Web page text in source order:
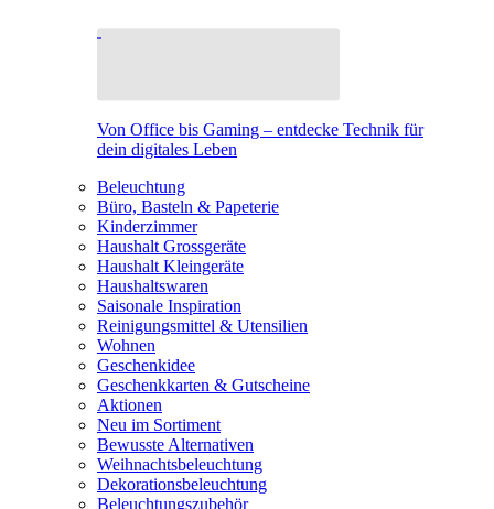
Von Office bis Gaming – entdecke Technik für
dein digitales Leben
Beleuchtung
Büro, Basteln & Papeterie
Kinderzimmer
Haushalt Grossgeräte
Haushalt Kleingeräte
Haushaltswaren
Saisonale Inspiration
Reinigungsmittel & Utensilien
Wohnen
Geschenkidee
Geschenkkarten & Gutscheine
Aktionen
Neu im Sortiment
Bewusste Alternativen
Weihnachtsbeleuchtung
Dekorationsbeleuchtung
Beleuchtungszubehör